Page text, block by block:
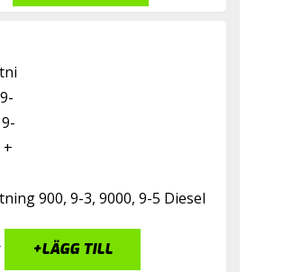
900, 9-3, 9000, 9-5 Diesel
+LÄGG TILL